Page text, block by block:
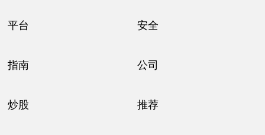
平台 安全
指南 公司
炒股 推荐